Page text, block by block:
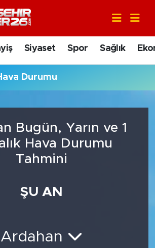
Siyaset Spor Sağlık
Durumu
Bugün, Yarın ve 1
Hava Durumu
Tahmini
ŞU AN
Ardahan